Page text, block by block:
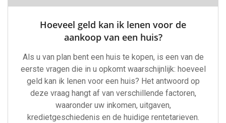
Hoeveel geld kan ik lenen voor de
aankoop van een huis?
Als u van plan bent een huis te kopen, is een van de
eerste vragen die in u opkomt waarschijnlijk: hoeveel
geld kan ik lenen voor een huis? Het antwoord op
deze vraag hangt af van verschillende factoren,
waaronder uw inkomen, uitgaven,
kredietgeschiedenis en de huidige rentetarieven.